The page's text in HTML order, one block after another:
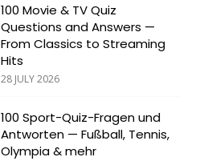
100 Movie & TV Quiz
Questions and Answers —
From Classics to Streaming
Hits
28 JULY 2026
100 Sport-Quiz-Fragen und
Antworten — Fußball, Tennis,
Olympia & mehr